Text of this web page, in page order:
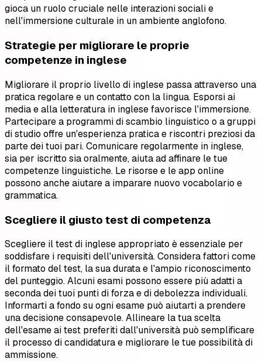
gioca un ruolo cruciale nelle interazioni sociali e
nell'immersione culturale in un ambiente anglofono.
Strategie per migliorare le proprie
competenze in inglese
Migliorare il proprio livello di inglese passa attraverso una
pratica regolare e un contatto con la lingua. Esporsi ai
media e alla letteratura in inglese favorisce l'immersione.
Partecipare a programmi di scambio linguistico o a gruppi
di studio offre un'esperienza pratica e riscontri preziosi da
parte dei tuoi pari. Comunicare regolarmente in inglese,
sia per iscritto sia oralmente, aiuta ad affinare le tue
competenze linguistiche. Le risorse e le app online
possono anche aiutare a imparare nuovo vocabolario e
grammatica.
Scegliere il giusto test di competenza
Scegliere il test di inglese appropriato è essenziale per
soddisfare i requisiti dell'università. Considera fattori come
il formato del test, la sua durata e l'ampio riconoscimento
del punteggio. Alcuni esami possono essere più adatti a
seconda dei tuoi punti di forza e di debolezza individuali.
Informarti a fondo su ogni esame può aiutarti a prendere
una decisione consapevole. Allineare la tua scelta
dell'esame ai test preferiti dall'università può semplificare
il processo di candidatura e migliorare le tue possibilità di
ammissione.